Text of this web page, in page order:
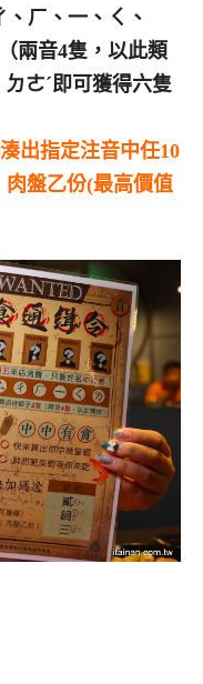
ㄏ、一、ㄑ、
兩音4隻，以此類
ㄜˊ即可獲得六隻
出指定注音中任10
肉盤乙份(最高價值